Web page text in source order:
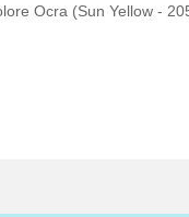
Ocra (Sun Yellow -